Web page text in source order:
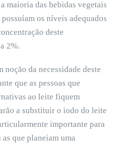
maioria das bebidas vegetais
os níveis adequados
deste
2%.
noção da necessidade deste
que as pessoas que
ao leite fiquem
a substituir o iodo do leite
importante para
que planeiam uma